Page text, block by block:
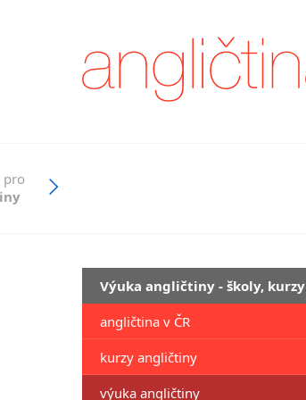
pro
Výuka angličtiny - školy, kurzy
angličtina v ČR
kurzy angličtiny
výuka angličtiny